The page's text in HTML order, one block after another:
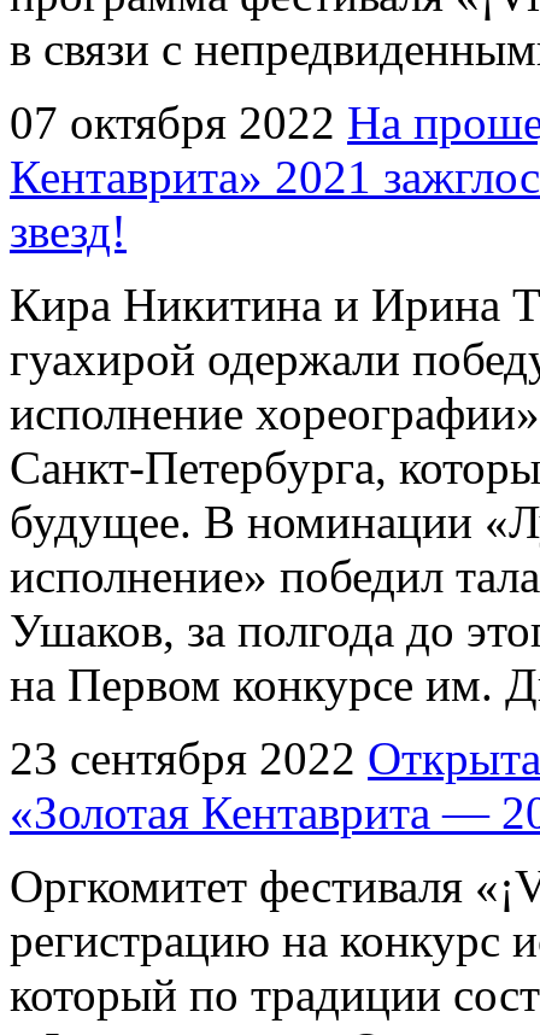
в связи с
07 октября 2022 На
Кентаврита» 2021
звезд!
Кира Никитина и Ирина
гуахирой одержали
исполнение
Санкт-Петербурга,
будущее. В номинации
исполнение» победил
Ушаков, за полгода до
на Первом конкурсе им.
23 сентября 2022
«Золотая Кентаврита —
Оргкомитет фестиваля
регистрацию на конкурс
который по традиции